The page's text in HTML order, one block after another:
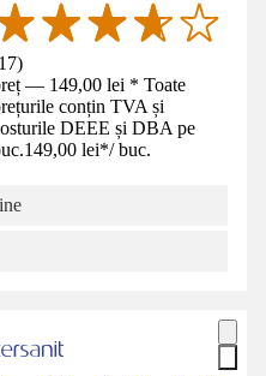
17)
— 149,00 lei * Toate
conțin TVA și
DEEE și DBA pe
149,00 lei*/ buc.